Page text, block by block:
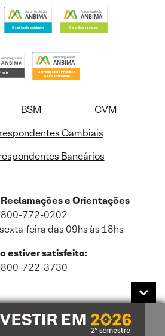
BSM
CVM
Cambiais
Bancários
Reclamações e Orientações
772-0202
feira das 09hs às 18hs
estiver satisfeito:
722-3730
pessoais de acordo com a nossaPolítica de
nossaPolítica de Privacidade.